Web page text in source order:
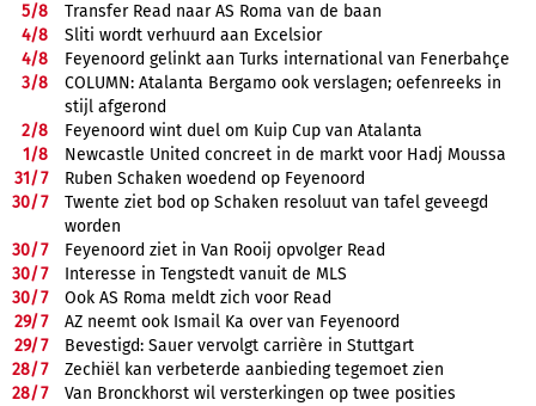
5/8
Transfer Read naar AS Roma van de baan
4/8
Sliti wordt verhuurd aan Excelsior
4/8
Feyenoord gelinkt aan Turks international van Fenerbahçe
3/8
COLUMN: Atalanta Bergamo ook verslagen; oefenreeks in
stijl afgerond
2/8
Feyenoord wint duel om Kuip Cup van Atalanta
1/8
Newcastle United concreet in de markt voor Hadj Moussa
31/7
Ruben Schaken woedend op Feyenoord
30/7
Twente ziet bod op Schaken resoluut van tafel geveegd
worden
30/7
Feyenoord ziet in Van Rooij opvolger Read
30/7
Interesse in Tengstedt vanuit de MLS
30/7
Ook AS Roma meldt zich voor Read
29/7
AZ neemt ook Ismail Ka over van Feyenoord
29/7
Bevestigd: Sauer vervolgt carrière in Stuttgart
28/7
Zechiël kan verbeterde aanbieding tegemoet zien
28/7
Van Bronckhorst wil versterkingen op twee posities